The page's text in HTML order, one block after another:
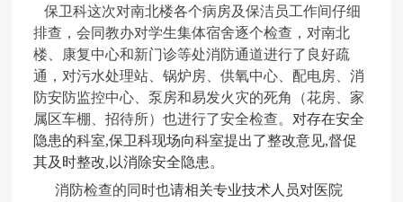
保卫科这次对南北楼各个病房及保洁员工作间仔细
排查，会同教办对学生集体宿舍逐个检查，对南北
楼、康复中心和新门诊等处消防通道进行了良好疏
通，对污水处理站、锅炉房、供氧中心、配电房、消
防安防监控中心、泵房和易发火灾的死角（花房、家
属区车棚、招待所）也进行了安全检查。 对存在安全
隐患的科室,保卫科现场向科室提出了整改意见,督促
其及时整改, 以消除安全隐患。
消防检查的同时也请相关专业技术人员对医院